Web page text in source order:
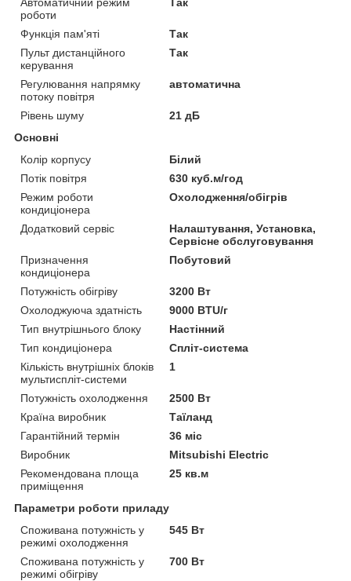
роботи
Функція пам'яті
Так
Пульт дистанційного
керування
Так
Регулювання напрямку
потоку повітря
автоматична
Рівень шуму
21 дБ
Основні
Колір корпусу
Білий
Потік повітря
630 куб.м/год
Режим роботи
кондиціонера
Охолодження/обігрів
Додатковий сервіс
Налаштування, Установка,
Сервісне обслуговування
Призначення
кондиціонера
Побутовий
Потужність обігріву
3200 Вт
Охолоджуюча здатність
9000 BTU/г
Тип внутрішнього блоку
Настінний
Тип кондиціонера
Спліт-система
Кількість внутрішніх блоків
мультиспліт-системи
1
Потужність охолодження
2500 Вт
Країна виробник
Таїланд
Гарантійний термін
36 міс
Виробник
Mitsubishi Electric
Рекомендована площа
приміщення
25 кв.м
Параметри роботи приладу
Споживана потужність у
режимі охолодження
545 Вт
Споживана потужність у
режимі обігріву
700 Вт